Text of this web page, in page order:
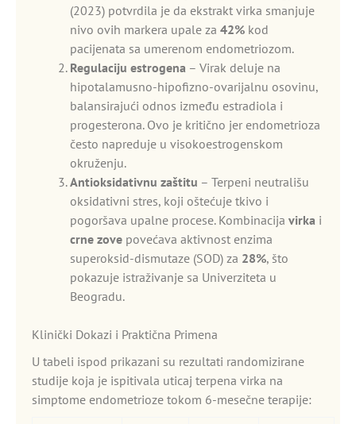
(2023) potvrdila je da ekstrakt virka smanjuje
nivo ovih markera upale za 42% kod
pacijenata sa umerenom endometriozom.
Regulaciju estrogena – Virak deluje na
hipotalamusno-hipofizno-ovarijalnu osovinu,
balansirajući odnos između estradiola i
progesterona. Ovo je kritično jer endometrioza
često napreduje u visokoestrogenskom
okruženju.
Antioksidativnu zaštitu – Terpeni neutrališu
oksidativni stres, koji oštećuje tkivo i
pogoršava upalne procese. Kombinacija virka i
crne zove povećava aktivnost enzima
superoksid-dismutaze (SOD) za 28%, što
pokazuje istraživanje sa Univerziteta u
Beogradu.
Klinički Dokazi i Praktična Primena
U tabeli ispod prikazani su rezultati randomizirane
studije koja je ispitivala uticaj terpena virka na
simptome endometrioze tokom 6-mesečne terapije: